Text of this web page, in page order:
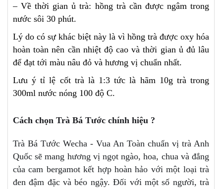
– Về thời gian ủ trà: hồng trà cần được ngâm trong
nước sôi 30 phút.
Lý do có sự khác biệt này là vì hồng trà được oxy hóa
hoàn toàn nên cần nhiệt độ cao và thời gian ủ đủ lâu
để đạt tới màu nâu đỏ và hương vị chuẩn nhất.
Lưu ý tỉ lệ cốt trà là 1:3 tức là hãm 10g trà trong
300ml nước nóng 100 độ C.
Cách chọn Trà Bá Tước chính hiệu ?
Trà Bá Tước Wecha - Vua An Toàn chuẩn vị trà Anh
Quốc sẽ mang hương vị ngọt ngào, hoa, chua và đắng
của cam bergamot kết hợp hoàn hảo với một loại trà
đen đậm đặc và béo ngậy. Đối với một số người, trà